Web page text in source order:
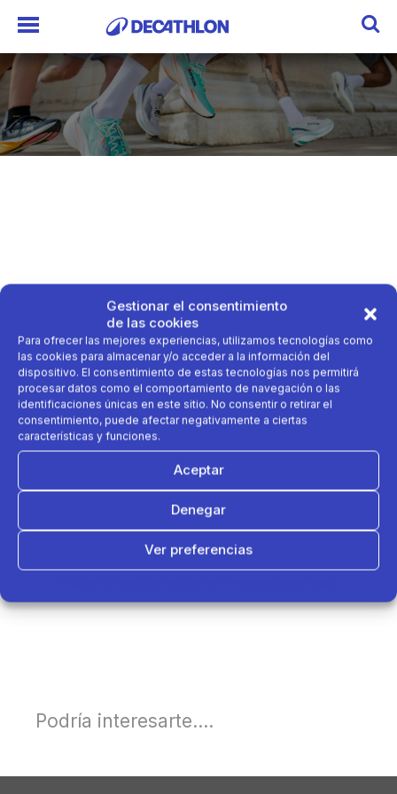
Gestionar el consentimiento
de las cookies
Para ofrecer las mejores experiencias, utilizamos tecnologías como
las cookies para almacenar y/o acceder a la información del
dispositivo. El consentimiento de estas tecnologías nos permitirá
procesar datos como el comportamiento de navegación o las
identificaciones únicas en este sitio. No consentir o retirar el
consentimiento, puede afectar negativamente a ciertas
características y funciones.
Aceptar
Denegar
Ver preferencias
Podría interesarte....